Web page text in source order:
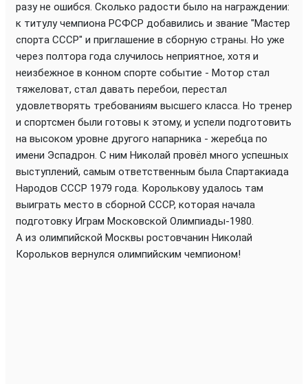
разу не ошибся. Сколько радости было на награждении:
к титулу чемпиона РСФСР добавились и звание "Мастер
спорта СССР" и приглашение в сборную страны. Но уже
через полтора года случилось неприятное, хотя и
неизбежное в конном спорте событие - Мотор стал
тяжеловат, стал давать перебои, перестал
удовлетворять требованиям высшего класса. Но тренер
и спортсмен были готовы к этому, и успели подготовить
на высоком уровне другого напарника - жеребца по
имени Эспадрон. С ним Николай провёл много успешных
выступлений, самым ответственным была Спартакиада
Народов СССР 1979 года. Королькову удалось там
выиграть место в сборной СССР, которая начала
подготовку Играм Московской Олимпиады-1980.
А из олимпийской Москвы ростовчанин Николай
Корольков вернулся олимпийским чемпионом!